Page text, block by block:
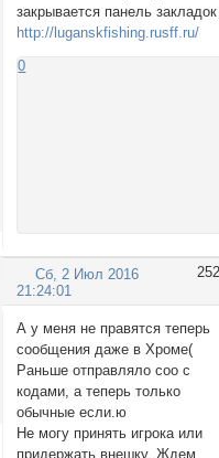
закрывается панель закладок
http://luganskfishing.rusff.ru/
0
252
Сб, 2 Июл 2016
21:24:01
А у меня не правятся теперь
сообщения даже в Хроме(
Раньше отправляло соо с
кодами, а теперь только
обычные если.ю
Не могу принять игрока или
придержать внешку. Ждем